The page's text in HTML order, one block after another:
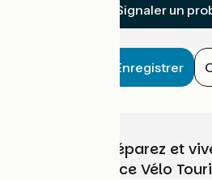
Signaler un
Enregistrer
Choisissez, préparez et
vélo avec France Vélo